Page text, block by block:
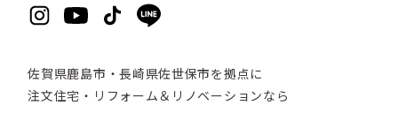
佐賀県鹿島市・長崎県佐世保市を拠点に
注文住宅・リフォーム＆リノベーションなら